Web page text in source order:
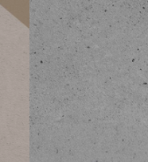
Melhores
de Notas